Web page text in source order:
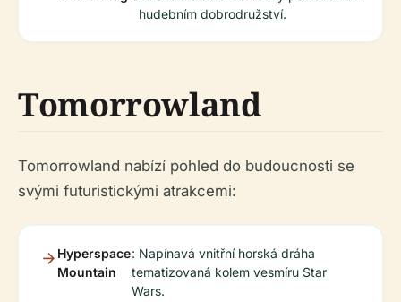
hudebním dobrodružství.
Tomorrowland
Tomorrowland nabízí pohled do budoucnosti se
svými futuristickými atrakcemi:
Hyperspace
Mountain
: Napínavá vnitřní horská dráha
tematizovaná kolem vesmíru Star
Wars.